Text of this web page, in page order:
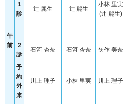
午
前
１
診
辻 麗生 辻 麗生
小林 里実
(辻 麗生)
２
診
石河 杏奈 石河 杏奈 矢作 美奈
予
約
外
来
川上 理子 小林 里実 川上 理子